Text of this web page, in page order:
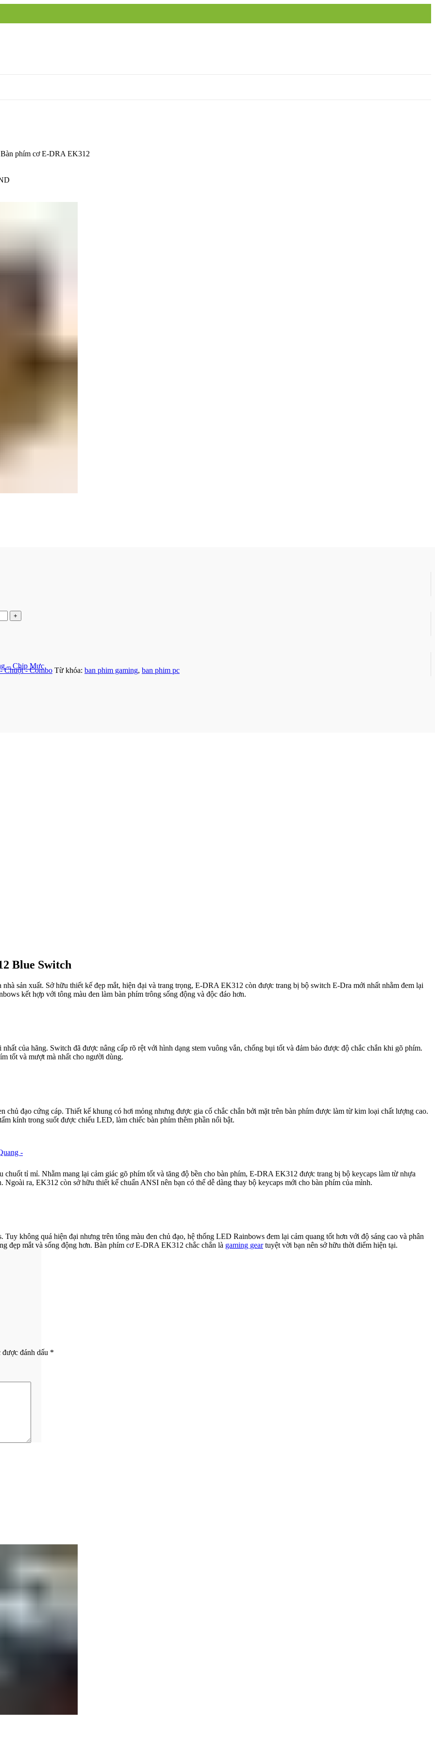
– Chip Mực
-
Bàn phím cơ E-DRA EK312
Chuột - Combo Từ khóa: ban phim gaming, ban phim pc
Blue Switch
sản xuất. Sở hữu thiết kế đẹp mắt, hiện đại và trang trọng, E-DRA EK312 còn được trang bị bộ switch E-Dra mới nhất nhằm đem lại
kết hợp với tông màu đen làm bàn phím trông sống động và độc đáo hơn.
của hãng. Switch đã được nâng cấp rõ rệt với hình dạng stem vuông vắn, chống bụi tốt và đảm bảo được độ chắc chắn khi gõ phím.
tốt và mượt mà nhất cho người dùng.
đạo cứng cáp. Thiết kế khung có hơi mỏng nhưng được gia cố chắc chắn bởi mặt trên bàn phím được làm từ kim loại chất lượng cao.
kính trong suốt được chiếu LED, làm chiếc bàn phím thêm phần nổi bật.
tỉ mỉ. Nhằm mang lại cảm giác gõ phím tốt và tăng độ bền cho bàn phím, E-DRA EK312 được trang bị bộ keycaps làm từ nhựa
ra, EK312 còn sở hữu thiết kế chuẩn ANSI nên bạn có thể dễ dàng thay bộ keycaps mới cho bàn phím của mình.
không quá hiện đại nhưng trên tông màu đen chủ đạo, hệ thống LED Rainbows đem lại cảm quang tốt hơn với độ sáng cao và phân
đẹp mắt và sống động hơn. Bàn phím cơ E-DRA EK312 chắc chắn là gaming geartuyệt vời bạn nên sở hữu thời điểm hiện tại.
đánh dấu *